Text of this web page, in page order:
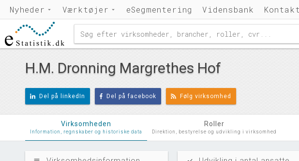
Nyheder Værktøjer eSegmentering Vidensbank Kontakt
H.M. Dronning Margrethes Hof
Del på linkedIn Del på facebook Følg virksomhed
Virksomheden
Information, regnskaber og historiske data
Roller
Direktion, bestyrelse og udvikling i virksomhed